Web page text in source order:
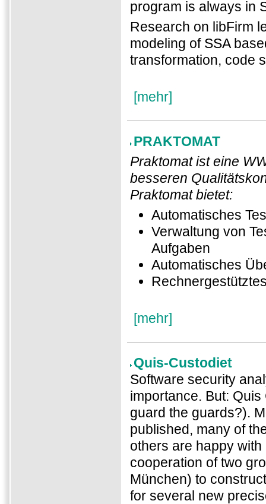
program is always in
Research on libFirm
modeling of SSA
transformation, code
[mehr]
PRAKTOMAT
Praktomat ist eine
besseren
Praktomat bietet:
Automatisches
Verwaltung von
Aufgaben
Automatisches
[mehr]
Quis-Custodiet
Software security
importance. But:
guard the guards?).
published, many of
others are happy
cooperation of two
München) to
for several new